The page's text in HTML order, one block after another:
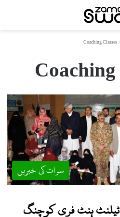
/
Coaching Classes
Coaching
سوات کی خبریں
ہنٹ فری کوچنگ